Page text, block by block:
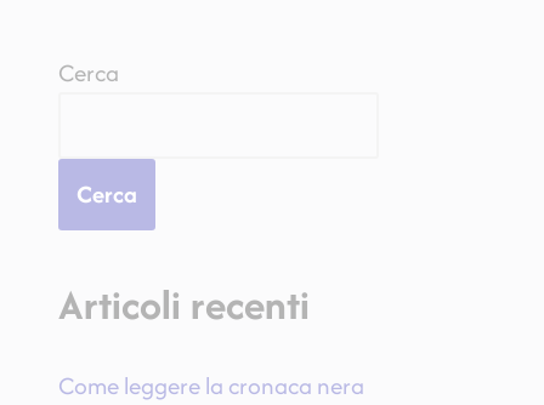
Cerca
Cerca
Articoli recenti
Come leggere la cronaca nera